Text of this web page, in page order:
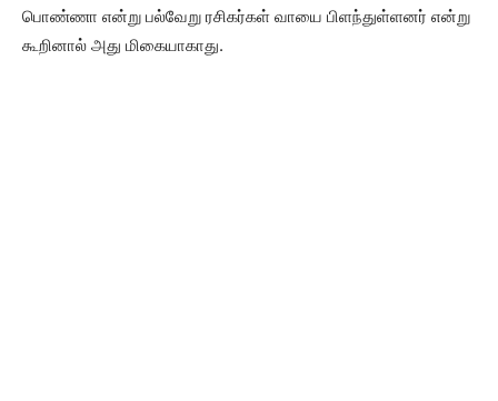
பொண்ணா என்று பல்வேறு ரசிகர்கள் வாயை பிளந்துள்ளனர் என்று
கூறினால் அது மிகையாகாது.